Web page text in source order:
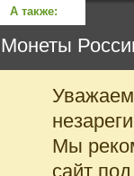
А также:
Монеты
Мы
сайт